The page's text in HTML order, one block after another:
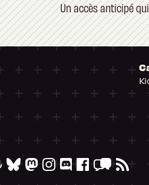
Un accès anticipé
la